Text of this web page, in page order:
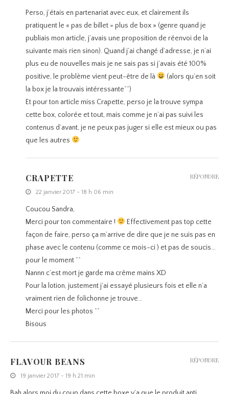
Perso, j’étais en partenariat avec eux, et clairement ils
pratiquent le « pas de billet = plus de box » (genre quand je
publiais mon article, j’avais une proposition de réenvoi de la
suivante mais rien sinon). Quand j’ai changé d’adresse, je n’ai
plus eu de nouvelles mais je ne sais pas si j’avais été 100%
positive, le problème vient peut-être de là
(alors qu’en soit
la box je la trouvais intéressante^^)
Et pour ton article miss Crapette, perso je la trouve sympa
cette box, colorée et tout, mais comme je n’ai pas suivi les
contenus d’avant, je ne peux pas juger si elle est mieux ou pas
que les autres
CRAPETTE
22 janvier 2017 - 18 h 06 min
Coucou Sandra,
Merci pour ton commentaire !
Effectivement pas top cette
façon de faire, perso ça m’arrive de dire que je ne suis pas en
phase avec le contenu (comme ce mois-ci ) et pas de soucis…
pour le moment ^^
Nannn c’est mort je garde ma crême mains XD
Pour la lotion, justement j’ai essayé plusieurs fois et elle n’a
vraiment rien de folichonne je trouve…
Merci pour les photos ^^
Bisous
RÉPONDRE
FLAVOUR BEANS
19 janvier 2017 - 19 h 21 min
RÉPONDRE